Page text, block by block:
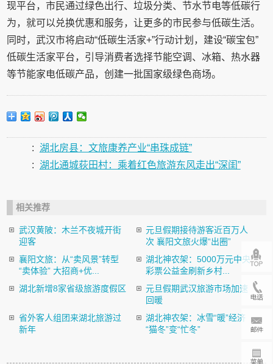
现平台，市民通过绿色出行、垃圾分类、节水节电等低碳行
为，就可以兑换优惠和服务，让更多的市民参与低碳生活。
同时，武汉市将启动“低碳生活家+”行动计划，建设“碳宝包”
低碳生活家平台，引导消费者选择节能空调、冰箱、热水器
等节能家电低碳产品，创建一批国家级绿色商场。
: 湖北房县：文旅康养产业“串珠成链”
: 湖北通城荻田村：乘着红色旅游东风走出“深闺”
相关推荐
武汉黄陂：木兰不夜城开街
迎客
元旦假期接待游客近百万人
次 襄阳文旅火爆“出圈”
襄阳文旅：从“卖风景”转型
“卖体验” 大招商+优...
湖北神农架：5000万元中央
彩票公益金刷新乡村...
湖北新增8家省级旅游度假区
元旦假期武汉旅游市场加速
回暖
省外客人组团来湖北旅游过
新年
湖北神农架：冰雪“暖”经济
“猫冬”变“忙冬”